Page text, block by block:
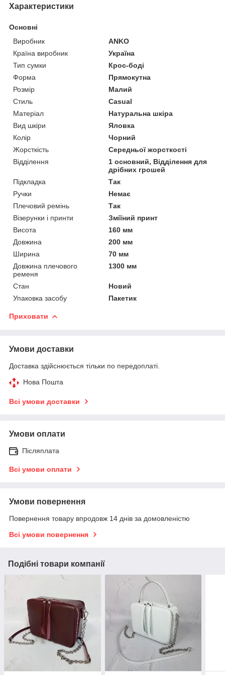
Характеристики
Основні
Виробник
ANKO
Країна виробник
Україна
Тип сумки
Крос-боді
Форма
Прямокутна
Розмір
Малий
Стиль
Casual
Матеріал
Натуральна шкіра
Вид шкіри
Яловка
Колір
Чорний
Жорсткість
Середньої жорсткості
Відділення
1 основний, Відділення для
дрібних грошей
Підкладка
Так
Ручки
Немає
Плечовий ремінь
Так
Візерунки і принти
Зміїний принт
Висота
160 мм
Довжина
200 мм
Ширина
70 мм
Довжина плечового
ременя
1300 мм
Стан
Новий
Упаковка засобу
Пакетик
Приховати
Умови доставки
Доставка здійснюється тільки по передоплаті.
Нова Пошта
Всі умови доставки
Умови оплати
Післяплата
Всі умови оплати
Умови повернення
Повернення товару впродовж 14 днів за домовленістю
Всі умови повернення
Подібні товари компанії